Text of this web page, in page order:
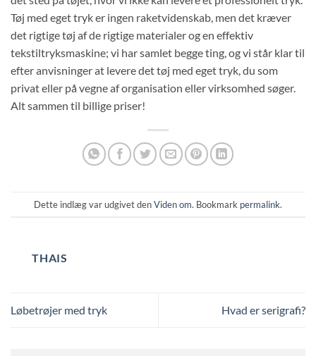
Tøj med eget tryk er ingen raketvidenskab, men det kræver
det rigtige tøj af de rigtige materialer og en effektiv
tekstiltryksmaskine; vi har samlet begge ting, og vi står klar til
efter anvisninger at levere det tøj med eget tryk, du som
privat eller på vegne af organisation eller virksomhed søger.
Alt sammen til billige priser!
Dette indlæg var udgivet denViden om. Bookmark permalink.
THAIS
Løbetrøjer med tryk Hvad er serigrafi?